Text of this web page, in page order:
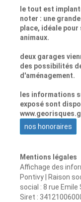
le tout est
noter : une
place, idéale pour
animaux.
deux garages
des possibilités
d'aménagement.
les informations
exposé sont
nos honoraires
Mentions légales
Affichage des
Pontivy | Raison
social : 8 rue Emile
Siret :